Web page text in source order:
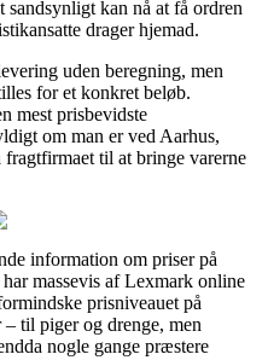
sandsynligt kan nå at få ordren
drager hjemad.
uden beregning, men
for et konkret beløb.
mest prisbevidste
om man er ved Aarhus,
til at bringe varerne
information om priser på
massevis af Lexmark online
prisniveauet på
– til piger og drenge, men
nogle gange præstere